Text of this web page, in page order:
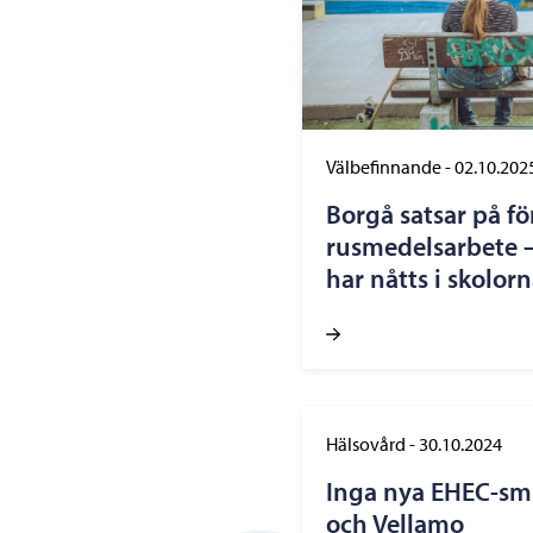
Välbefinnande-
Borgå satsar på
rusmedelsarbete
har nåtts i
Hälsovård -30.10.2024
Inga nya EHEC-
och Vellamo